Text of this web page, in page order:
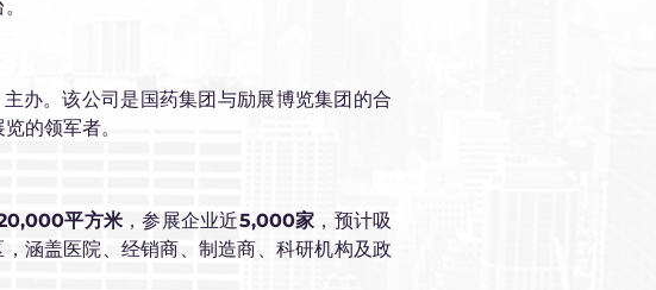
。该公司是国药集团与励展博览集团的合
的领军者。
平方米 ，参展企业近5,000家 ，预计吸
涵盖医院、经销商、制造商、科研机构及政